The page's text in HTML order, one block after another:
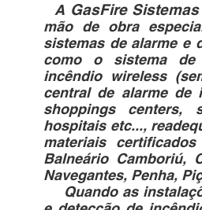
A GasFire
mão de obra
sistemas de alarme e
como o sistema de
incêndio wireless
central de alarme de
shoppings centers,
hospitais etc...,
materiais
Balneário Camboriú,
Navegantes, Penha,
Quando as